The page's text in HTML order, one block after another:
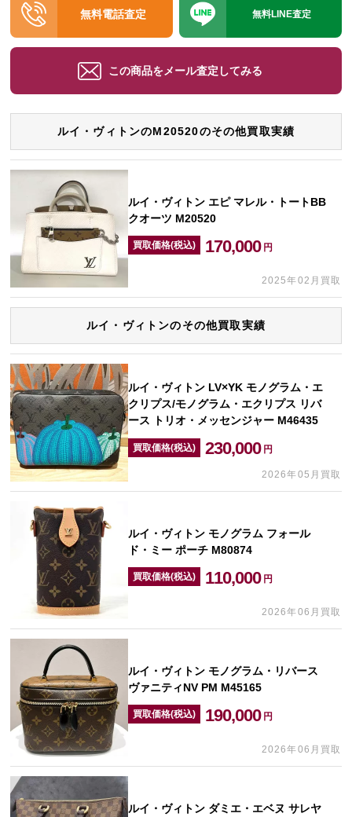
無料電話査定 無料LINE査定
この商品をメール査定してみる
ルイ・ヴィトンのM20520のその他買取実績
ルイ・ヴィトン エピ マレル・トートBB
クオーツ M20520
買取価格(税込) 170,000 円
2025年02月買取
ルイ・ヴィトンのその他買取実績
ルイ・ヴィトン LV×YK モノグラム・エ
クリプス/モノグラム・エクリプス リバ
ース トリオ・メッセンジャー M46435
買取価格(税込) 230,000 円
2026年05月買取
ルイ・ヴィトン モノグラム フォール
ド・ミー ポーチ M80874
買取価格(税込) 110,000 円
2026年06月買取
ルイ・ヴィトン モノグラム・リバース
ヴァニティNV PM M45165
買取価格(税込) 190,000 円
2026年06月買取
ルイ・ヴィトン ダミエ・エベヌ サレヤ